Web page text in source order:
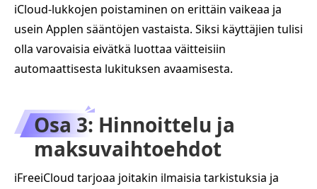
iCloud-lukkojen poistaminen on erittäin vaikeaa ja
usein Applen sääntöjen vastaista. Siksi käyttäjien tulisi
olla varovaisia eivätkä luottaa väitteisiin
automaattisesta lukituksen avaamisesta.
Osa 3: Hinnoittelu ja
maksuvaihtoehdot
iFreeiCloud tarjoaa joitakin ilmaisia tarkistuksia ja